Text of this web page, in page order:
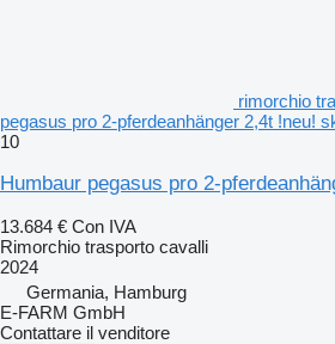
rimorchio
pegasus pro 2-pferdeanhänger 2,4t !neu!
10
Humbaur pegasus pro 2-
13.684 € Con IVA
Rimorchio trasporto cavalli
2024
Germania, Hamburg
E-FARM GmbH
Contattare il venditore